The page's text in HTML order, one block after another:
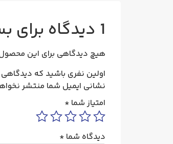
1 دیدگاه برای
هیچ دیدگاهی برای این
اولین نفری باشید که دیدگاهی را
نشانی ایمیل شما منتشر
امتیاز شما *
دیدگاه شما *